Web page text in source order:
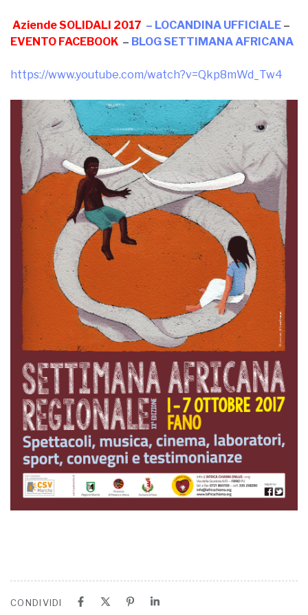
Aziende SOLIDALI 2017 – LOCANDINA UFFICIALE –
EVENTO FACEBOOK – BLOG SETTIMANA AFRICANA
https://www.youtube.com/watch?v=Qkp8mWd_Tw4
CONDIVIDI